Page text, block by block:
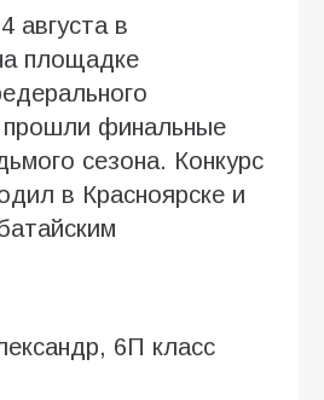
августа в
площадке
прошли финальные
сезона. Конкурс
в Красноярске и
6П класс